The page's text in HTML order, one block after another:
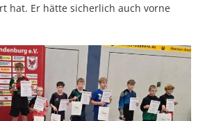
hat. Er hätte sicherlich auch vorne